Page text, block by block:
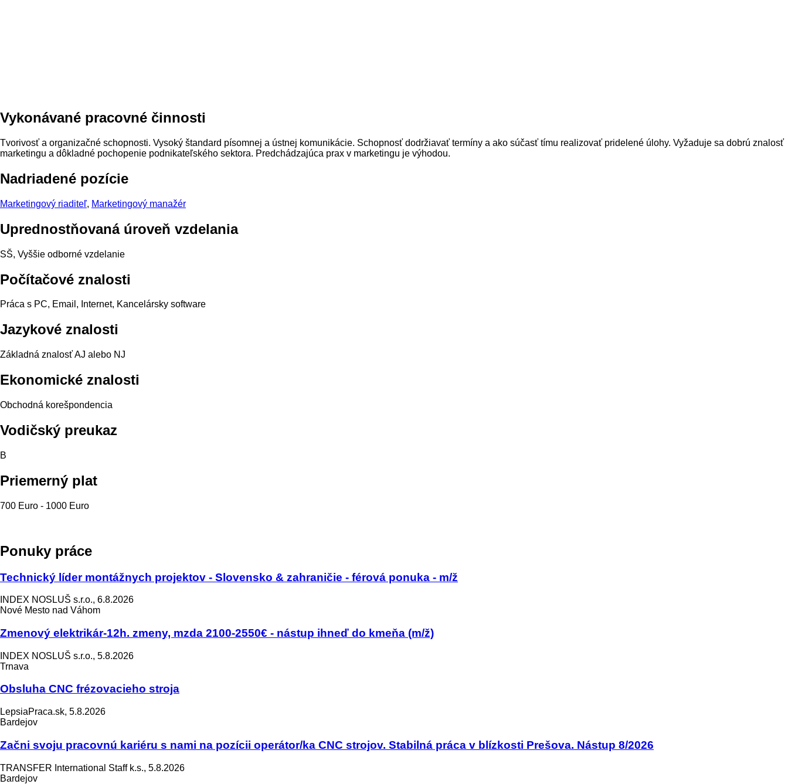
Vykonávané pracovné činnosti
Tvorivosť a organizačné schopnosti. Vysoký štandard písomnej a ústnej komunikácie. Schopnosť dodržiavať termíny a ako súčasť tímu realizovať pridelené úlohy. Vyžaduje sa dobrú znalosť
marketingu a dôkladné pochopenie podnikateľského sektora. Predchádzajúca prax v marketingu je výhodou.
Nadriadené pozície
Marketingový riaditeľ, Marketingový manažér
Uprednostňovaná úroveň vzdelania
SŠ, Vyššie odborné vzdelanie
Počítačové znalosti
Práca s PC, Email, Internet, Kancelársky software
Jazykové znalosti
Základná znalosť AJ alebo NJ
Ekonomické znalosti
Obchodná korešpondencia
Vodičský preukaz
B
Priemerný plat
700 Euro - 1000 Euro
Ponuky práce
Technický líder montážnych projektov - Slovensko & zahraničie - férová ponuka - m/ž
INDEX NOSLUŠ s.r.o., 6.8.2026
Nové Mesto nad Váhom
Zmenový elektrikár-12h. zmeny, mzda 2100-2550€ - nástup ihneď do kmeňa (m/ž)
INDEX NOSLUŠ s.r.o., 5.8.2026
Trnava
Obsluha CNC frézovacieho stroja
LepsiaPraca.sk, 5.8.2026
Bardejov
Začni svoju pracovnú kariéru s nami na pozícii operátor/ka CNC strojov. Stabilná práca v blízkosti Prešova. Nástup 8/2026
TRANSFER International Staff k.s., 5.8.2026
Bardejov